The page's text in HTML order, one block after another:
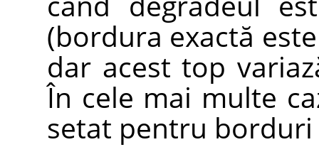
(bordura exactă
dar acest top
În cele mai multe
setat pentru borduri